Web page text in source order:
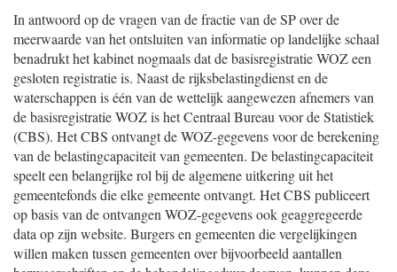
In antwoord op de vragen van de fractie van de SP over de
meerwaarde van het ontsluiten van informatie op landelijke schaal
benadrukt het kabinet nogmaals dat de basisregistratie WOZ een
gesloten registratie is. Naast de rijksbelastingdienst en de
waterschappen is één van de wettelijk aangewezen afnemers van
de basisregistratie WOZ is het Centraal Bureau voor de Statistiek
(CBS). Het CBS ontvangt de WOZ-gegevens voor de berekening
van de belastingcapaciteit van gemeenten. De belastingcapaciteit
speelt een belangrijke rol bij de algemene uitkering uit het
gemeentefonds die elke gemeente ontvangt. Het CBS publiceert
op basis van de ontvangen WOZ-gegevens ook geaggregeerde
data op zijn website. Burgers en gemeenten die vergelijkingen
willen maken tussen gemeenten over bijvoorbeeld aantallen